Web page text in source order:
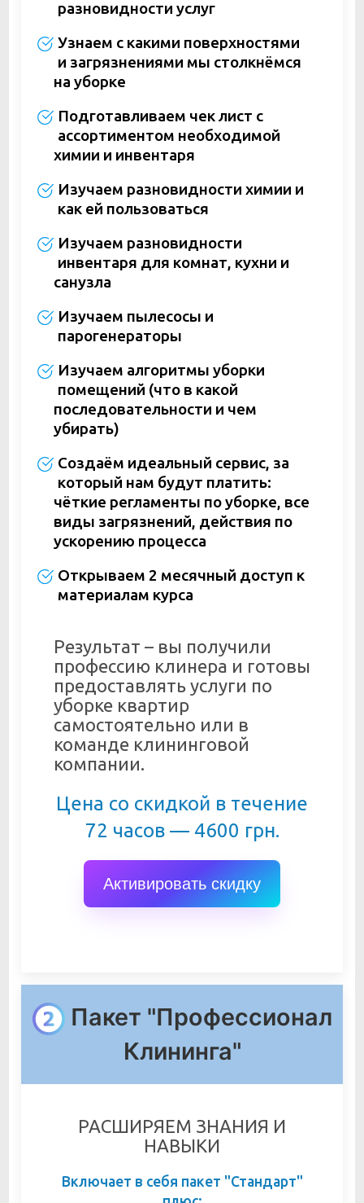
разновидности услуг
Узнаем с какими поверхностями
и загрязнениями мы столкнёмся
на уборке
Подготавливаем чек лист с
ассортиментом необходимой
химии и инвентаря
Изучаем разновидности химии и
как ей пользоваться
Изучаем разновидности
инвентаря для комнат, кухни и
санузла
Изучаем пылесосы и
парогенераторы
Изучаем алгоритмы уборки
помещений (что в какой
последовательности и чем
убирать)
Создаём идеальный сервис, за
который нам будут платить:
чёткие регламенты по уборке, все
виды загрязнений, действия по
ускорению процесса
Открываем 2 месячный доступ к
материалам курса
Результат – вы получили
профессию клинера и готовы
предоставлять услуги по
уборке квартир
самостоятельно или в
команде клининговой
компании.
Цена со скидкой в течение
72 часов — 4600 грн.
Активировать скидку
Пакет "Профессионал
Клининга"
РАСШИРЯЕМ ЗНАНИЯ И
НАВЫКИ
Включает в себя пакет "Стандарт"